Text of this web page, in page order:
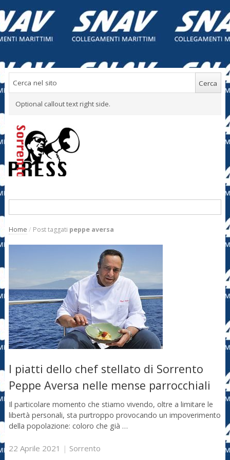
Optional callout text right side.
Home / Post taggati peppe aversa
I piatti dello chef stellato di Sorrento
Peppe Aversa nelle mense parrocchiali
Il particolare momento che stiamo vivendo, oltre a limitare le
libertà personali, sta purtroppo provocando un impoverimento
della popolazione: coloro che già …
22 Aprile 2021 | Sorrento